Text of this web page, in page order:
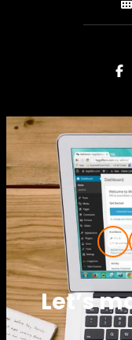
Instagram
Let’s